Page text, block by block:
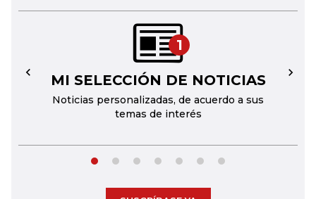
1
MI SELECCIÓN DE NOTICIAS
Noticias personalizadas, de acuerdo a sus
temas de interés
← →